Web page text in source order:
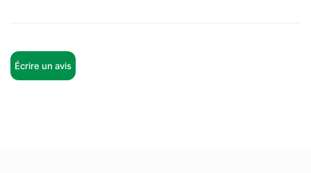
Écrire un avis